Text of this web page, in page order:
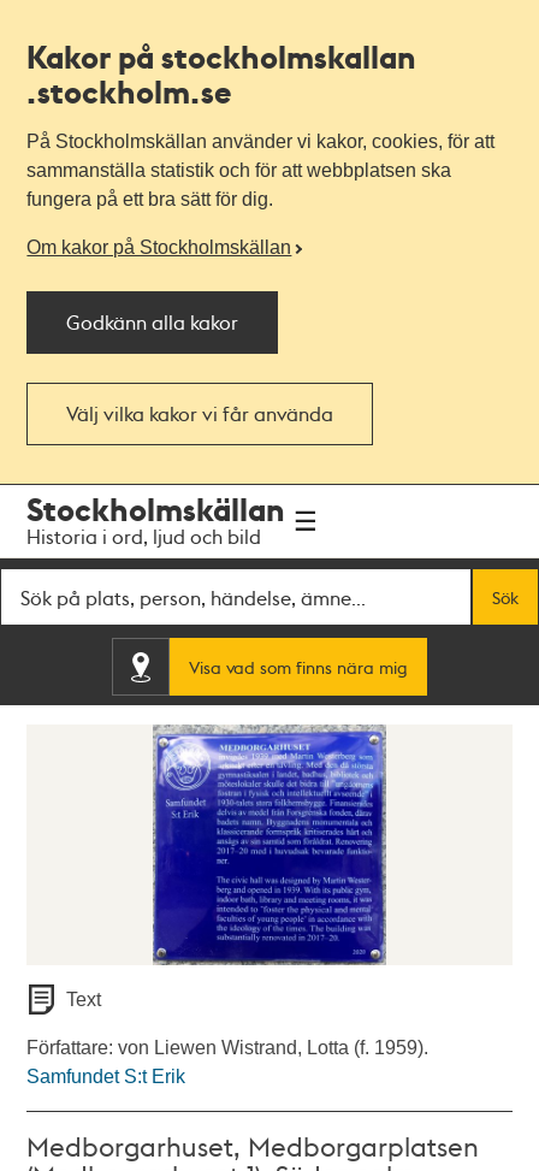
Kakor på stockholmskallan
.stockholm.se
På Stockholmskällan använder vi kakor, cookies, för att
sammanställa statistik och för att webbplatsen ska
fungera på ett bra sätt för dig.
Om kakor på Stockholmskällan
Godkänn alla kakor
Välj vilka kakor vi får använda
navigationen
huvudinnehållet
Stockholmskällan
Historia i ord, ljud och bild
Sök
Visa vad som finns nära mig
Text
Författare: von Liewen Wistrand, Lotta (f. 1959).
Samfundet S:t Erik
Medborgarhuset, Medborgarplatsen